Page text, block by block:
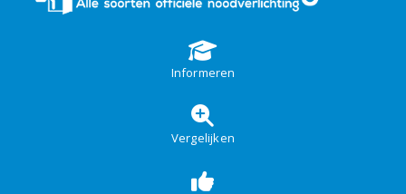
Informeren
Vergelijken